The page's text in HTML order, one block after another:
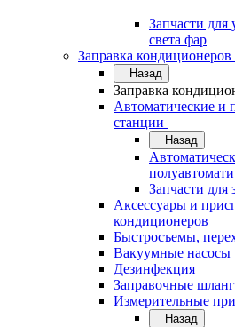
Запчасти для
света фар
Заправка
Назад
Заправка
Автоматические и
станции
Назад
Запчасти для
Аксессуары и
кондиционеров
Быстросъемы,
Вакуумные насосы
Дезинфекция
Заправочные
Измерительные
Назад